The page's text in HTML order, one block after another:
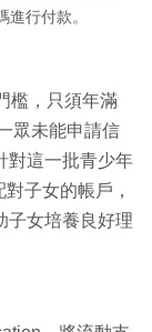
行付款。
檻，只須年滿
眾未能申請信
對這一批青少年
子女的帳戶，
子女培養良好理